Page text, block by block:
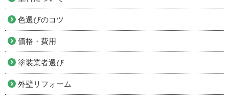
色選びのコツ
価格・費用
塗装業者選び
外壁リフォーム